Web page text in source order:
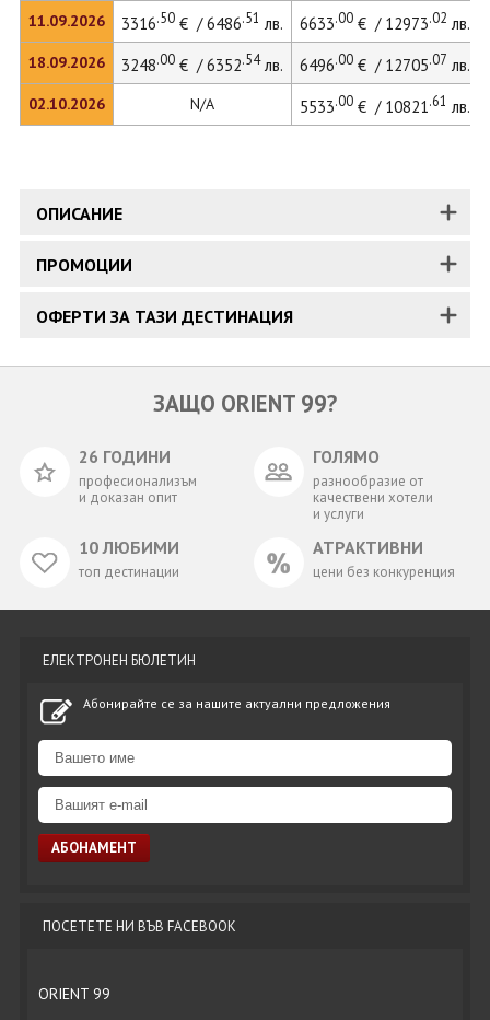
11.09.2026
18.09.2026
02.10.2026
3316.50€ / 6486.51 лв. 6633.00€ / 12973.02 лв.
3248.00€ / 6352.54лв. 6496.00€ / 12705.07 лв.
N/A 5533.00€ / 10821.61 лв.
ОПИСАНИЕ
ПРОМОЦИИ
ОФЕРТИ ЗА ТАЗИ ДЕСТИНАЦИЯ
ЗАЩО ORIENT 99?
26 ГОДИНИ
професионализъм
и доказан опит
ГОЛЯМО
разнообразие от
качествени хотели
и услуги
10 ЛЮБИМИ
топ дестинации
АТРАКТИВНИ
цени без конкуренция
ЕЛЕКТРОНЕН БЮЛЕТИН
Абонирайте се за нашите актуални предложения
ПОСЕТЕТЕ НИ ВЪВ FACEBOOK
ORIENT 99